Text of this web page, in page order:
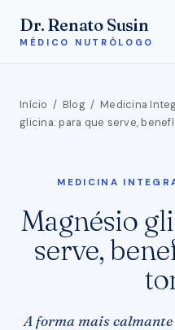
Dr. Renato Susin
MÉDICO NUTRÓLOGO
Início / Blog/ Medicina
glicina: para que serve,
MEDICINA
Magnésio
serve,
A forma mais